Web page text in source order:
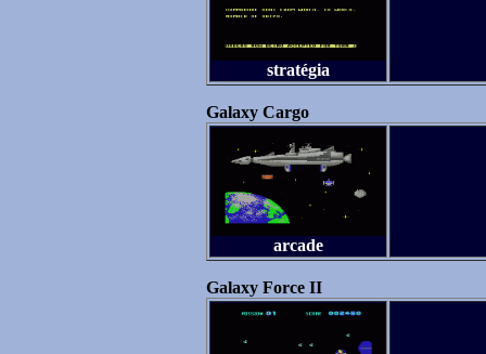
stratégia
Galaxy Cargo
arcade
Galaxy Force II